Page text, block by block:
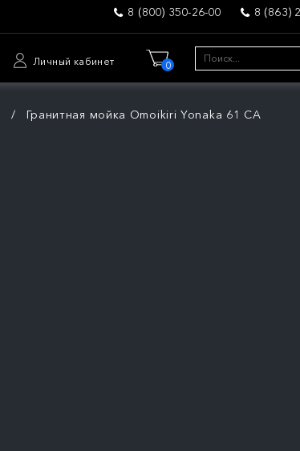
8 (800) 350-26-00 8 (863)
Личный кабинет 0
Гранитная мойка Omoikiri Yonaka 61 CA